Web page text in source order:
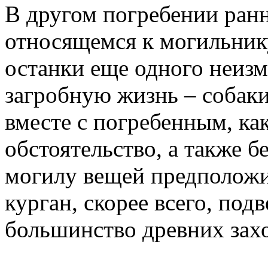
В другом погребении
относящемся к
останки еще одного
загробную жизнь –
вместе с погребенным,
обстоятельство, а также
могилу вещей
курган, скорее всего,
большинство древних